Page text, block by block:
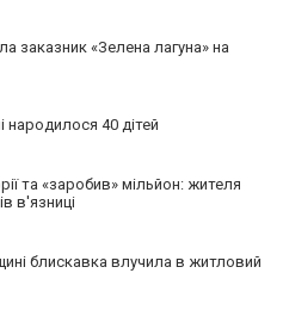
заказник «Зелена лагуна» на
народилося 40 дітей
та «заробив» мільйон: жителя
в'язниці
блискавка влучила в житловий